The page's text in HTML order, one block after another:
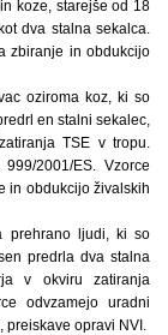
koze, starejše od 18
dva stalna sekalca.
zbiranje in obdukcijo
oziroma koz, ki so
en stalni sekalec,
TSE v tropu.
2001/ES. Vzorce
in obdukcijo živalskih
prehrano ljudi, ki so
predrla dva stalna
v okviru zatiranja
odvzamejo uradni
opravi NVI.